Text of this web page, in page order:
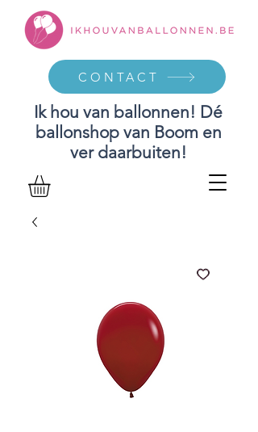
Ik hou van ballonnen! Dé
ballonshop van Boom en
ver daarbuiten!
CONTACT